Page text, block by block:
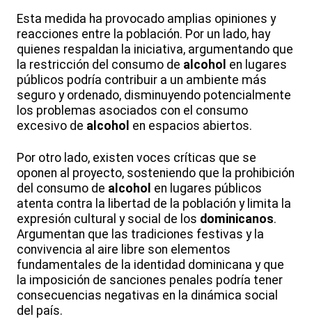
Esta medida ha provocado amplias opiniones y
reacciones entre la población. Por un lado, hay
quienes respaldan la iniciativa, argumentando que
la restricción del consumo de alcohol en lugares
públicos podría contribuir a un ambiente más
seguro y ordenado, disminuyendo potencialmente
los problemas asociados con el consumo
excesivo de alcohol en espacios abiertos.
Por otro lado, existen voces críticas que se
oponen al proyecto, sosteniendo que la prohibición
del consumo de alcohol en lugares públicos
atenta contra la libertad de la población y limita la
expresión cultural y social de los dominicanos.
Argumentan que las tradiciones festivas y la
convivencia al aire libre son elementos
fundamentales de la identidad dominicana y que
la imposición de sanciones penales podría tener
consecuencias negativas en la dinámica social
del país.